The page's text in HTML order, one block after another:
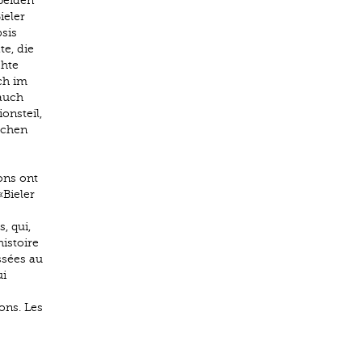
die
im
ont
qui,
au
Les